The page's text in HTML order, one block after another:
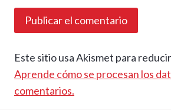
Este sitio usa Akismet para
Aprende cómo se procesan los
comentarios.